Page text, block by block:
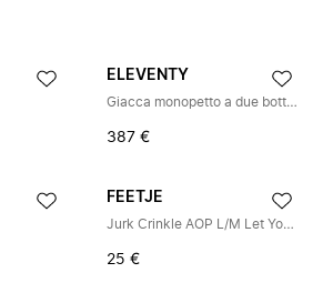
ELEVENTY
Giacca monopetto a due bottoni
387 €
FEETJE
Jurk Crinkle AOP L/M Let Your Dreams Blossom
25 €